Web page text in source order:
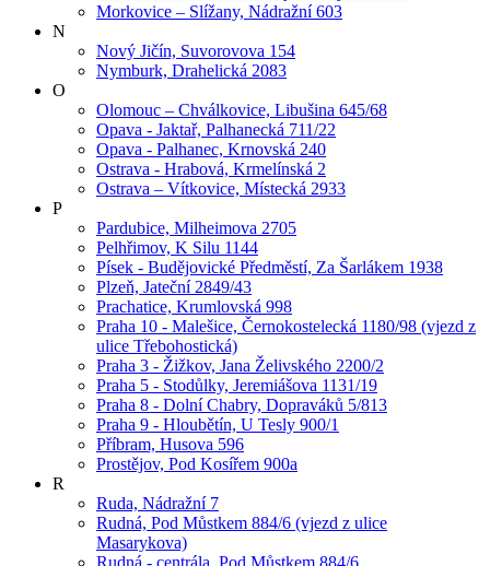
Morkovice – Slížany, Nádražní 603
N
Nový Jičín, Suvorovova 154
Nymburk, Drahelická 2083
O
Olomouc – Chválkovice, Libušina 645/68
Opava - Jaktař, Palhanecká 711/22
Opava - Palhanec, Krnovská 240
Ostrava - Hrabová, Krmelínská 2
Ostrava – Vítkovice, Místecká 2933
P
Pardubice, Milheimova 2705
Pelhřimov, K Silu 1144
Písek - Budějovické Předměstí, Za Šarlákem 1938
Plzeň, Jateční 2849/43
Prachatice, Krumlovská 998
Praha 10 - Malešice, Černokostelecká 1180/98 (vjezd z
ulice Třebohostická)
Praha 3 - Žižkov, Jana Želivského 2200/2
Praha 5 - Stodůlky, Jeremiášova 1131/19
Praha 8 - Dolní Chabry, Dopraváků 5/813
Praha 9 - Hloubětín, U Tesly 900/1
Příbram, Husova 596
Prostějov, Pod Kosířem 900a
R
Ruda, Nádražní 7
Rudná, Pod Můstkem 884/6 (vjezd z ulice
Masarykova)
Rudná - centrála, Pod Můstkem 884/6